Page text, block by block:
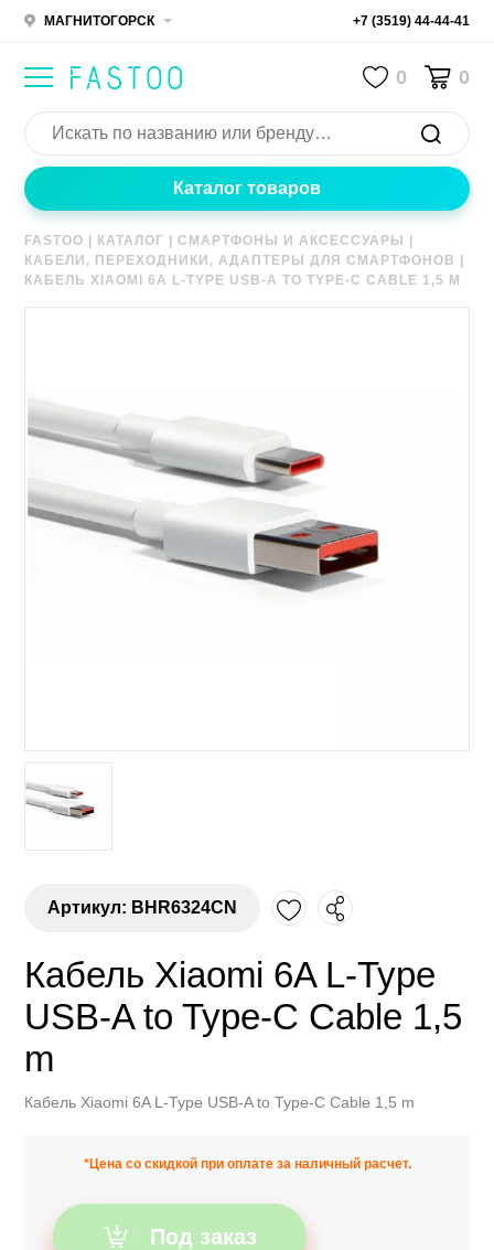
МАГНИТОГОРСК +7 (3519) 44-44-41
0 0
Каталог товаров
FASTOO КАТАЛОГ |СМАРТФОНЫ И АКСЕССУАРЫ
КАБЕЛИ, ПЕРЕХОДНИКИ, АДАПТЕРЫ ДЛЯ СМАРТФОНОВ
КАБЕЛЬ XIAOMI 6A L-TYPE USB-A TO TYPE-C CABLE 1,5 M
Артикул: BHR6324CN
Кабель Xiaomi 6A L-Type
USB-A to Type-C Cable 1,5
m
Кабель Xiaomi 6A L-Type USB-A to Type-C Cable 1,5 m
*Цена со скидкой при оплате за наличный расчет.
Под заказ